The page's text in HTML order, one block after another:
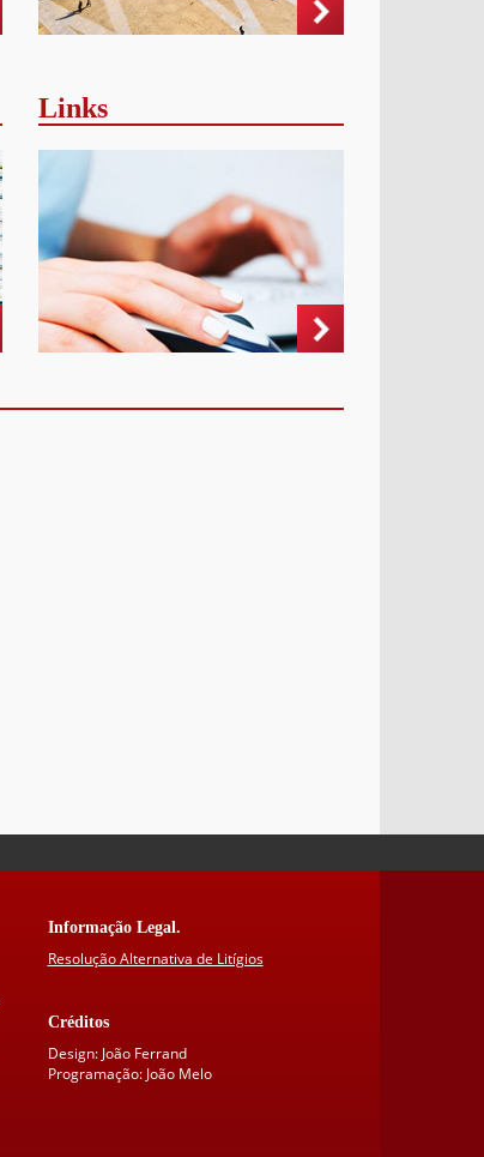
Links
Informação Legal.
Resolução Alternativa de Litígios
Créditos
Design: João Ferrand
Programação: João Melo